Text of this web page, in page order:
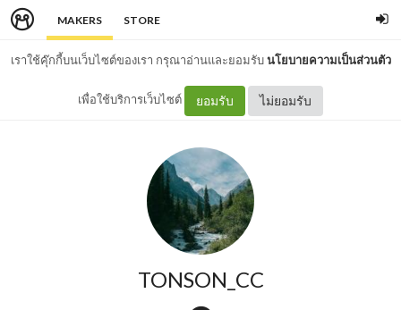
MAKERS STORE
เราใช้คุ๊กกี้บนเว็บไซต์ของเรา กรุณาอ่านและยอมรับนโยบายความเป็นส่วนตัว
เพื่อใช้บริการเว็บไซต์ ยอมรับ ไม่ยอมรับ
TONSON_CC